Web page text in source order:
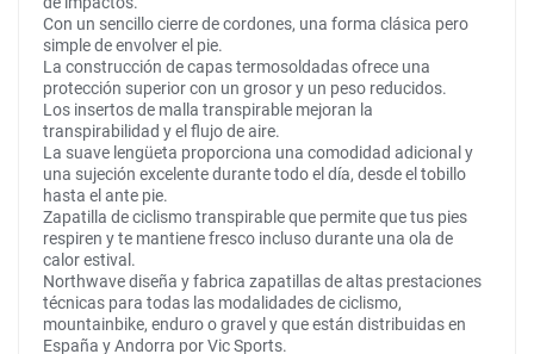
Con un sencillo cierre de cordones, una forma clásica pero
simple de envolver el pie.
La construcción de capas termosoldadas ofrece una
protección superior con un grosor y un peso reducidos.
Los insertos de malla transpirable mejoran la
transpirabilidad y el flujo de aire.
La suave lengüeta proporciona una comodidad adicional y
una sujeción excelente durante todo el día, desde el tobillo
hasta el ante pie.
Zapatilla de ciclismo transpirable que permite que tus pies
respiren y te mantiene fresco incluso durante una ola de
calor estival.
Northwave diseña y fabrica zapatillas de altas prestaciones
técnicas para todas las modalidades de ciclismo,
mountainbike, enduro o gravel y que están distribuidas en
España y Andorra por Vic Sports.